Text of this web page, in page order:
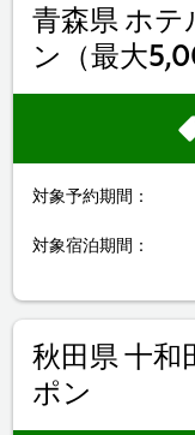
対象予約期間：
対象宿泊期間：
青森県 ホ
ン（最大
秋田県 十和
ポン